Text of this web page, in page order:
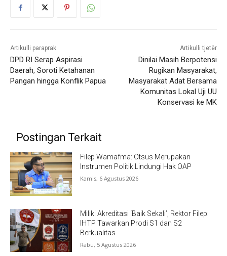
Artikulli paraprak
DPD RI Serap Aspirasi
Daerah, Soroti Ketahanan
Pangan hingga Konflik Papua
Artikulli tjetër
Dinilai Masih Berpotensi
Rugikan Masyarakat,
Masyarakat Adat Bersama
Komunitas Lokal Uji UU
Konservasi ke MK
Postingan Terkait
Filep Wamafma: Otsus Merupakan
Instrumen Politik Lindungi Hak OAP
Kamis, 6 Agustus 2026
Miliki Akreditasi ‘Baik Sekali’, Rektor Filep:
IHTP Tawarkan Prodi S1 dan S2
Berkualitas
Rabu, 5 Agustus 2026